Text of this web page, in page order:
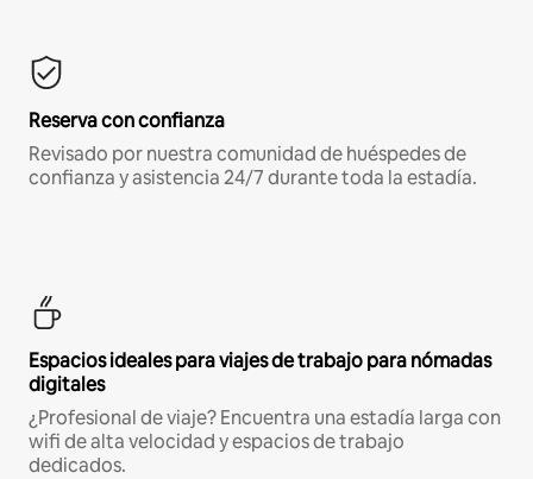
Reserva con confianza
Revisado por nuestra comunidad de huéspedes de
confianza y asistencia 24/7 durante toda la estadía.
Espacios ideales para viajes de trabajo para nómadas
digitales
¿Profesional de viaje? Encuentra una estadía larga con
wifi de alta velocidad y espacios de trabajo
dedicados.